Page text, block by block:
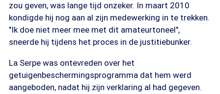
zou geven, was lange tijd onzeker. In maart 2010
kondigde hij nog aan al zijn medewerking in te trekken.
"Ik doe niet meer mee met dit amateurtoneel",
sneerde hij tijdens het proces in de justitiebunker.
La Serpe was ontevreden over het
getuigenbeschermingsprogramma dat hem werd
aangeboden, nadat hij zijn verklaring al had gegeven.